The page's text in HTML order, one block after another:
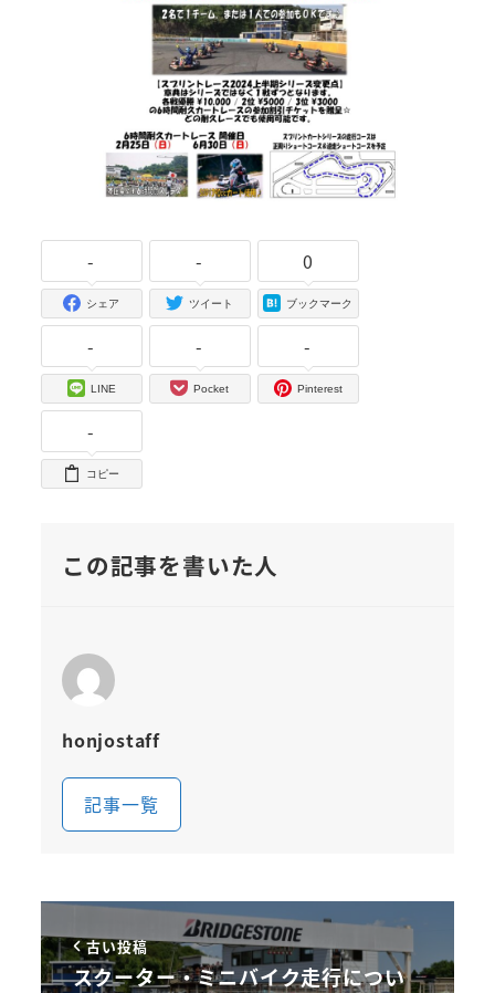
-
シェア
-
ツイート
0
ブックマーク
-
LINE
-
Pocket
-
Pinterest
-
コピー
この記事を書いた人
honjostaff
記事一覧
古い投稿
スクーター・ミニバイク走行につい